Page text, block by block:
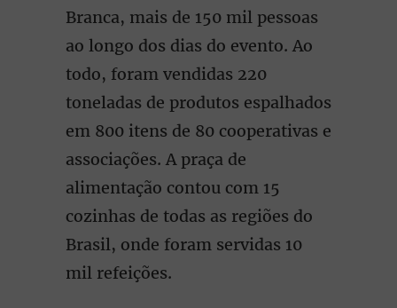
Branca, mais de 150 mil pessoas
ao longo dos dias do evento. Ao
todo, foram vendidas 220
toneladas de produtos espalhados
em 800 itens de 80 cooperativas e
associações. A praça de
alimentação contou com 15
cozinhas de todas as regiões do
Brasil, onde foram servidas 10
mil refeições.